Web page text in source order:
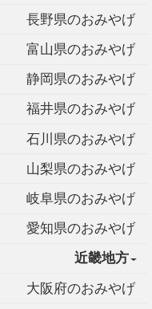
長野県のおみやげ
富山県のおみやげ
静岡県のおみやげ
福井県のおみやげ
石川県のおみやげ
山梨県のおみやげ
岐阜県のおみやげ
愛知県のおみやげ
近畿地方
大阪府のおみやげ